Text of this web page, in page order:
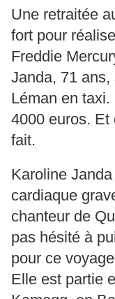
Une retraitée
fort pour
Freddie
Janda, 71 ans,
Léman en
4000 euros. Et
fait.
Karoline
cardiaque
chanteur de
pas hésité à
pour ce
Elle est partie